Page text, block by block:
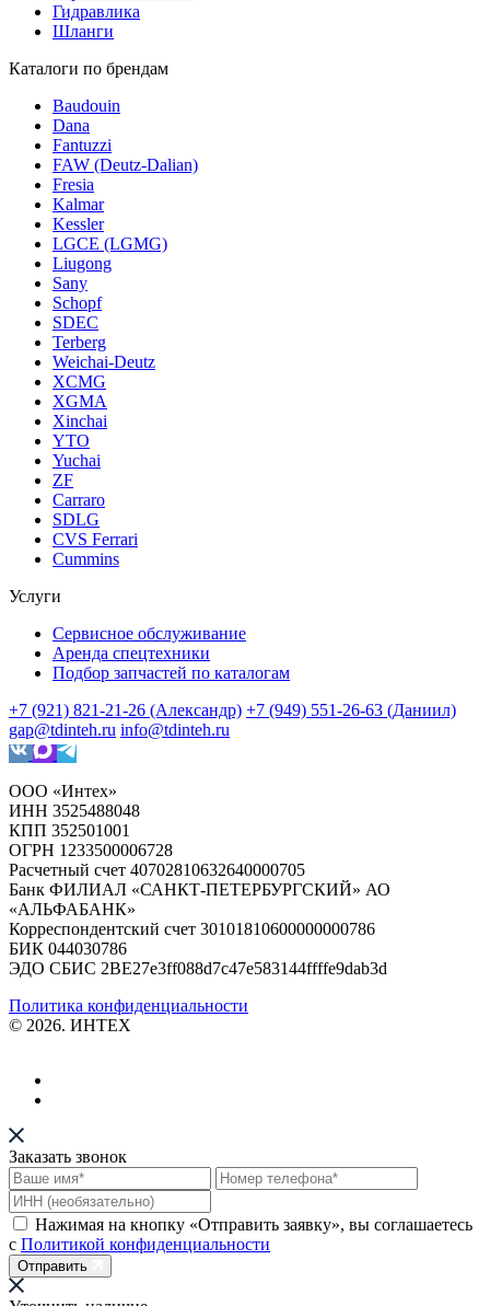
Гидравлика
Шланги
Каталоги по брендам
Baudouin
Dana
Fantuzzi
FAW (Deutz-Dalian)
Fresia
Kalmar
Kessler
LGCE (LGMG)
Liugong
Sany
Schopf
SDEC
Terberg
Weichai-Deutz
XCMG
XGMA
Xinchai
YTO
Yuchai
ZF
Carraro
SDLG
CVS Ferrari
Cummins
Услуги
Сервисное обслуживание
Аренда спецтехники
Подбор запчастей по каталогам
+7 (921) 821-21-26 (Александр) +7 (949) 551-26-63 (Даниил)
gap@tdinteh.ru info@tdinteh.ru
ООО «Интех»
ИНН 3525488048
КПП 352501001
ОГРН 1233500006728
Расчетный счет 40702810632640000705
Банк ФИЛИАЛ «САНКТ-ПЕТЕРБУРГСКИЙ» АО
«АЛЬФАБАНК»
Корреспондентский счет 30101810600000000786
БИК 044030786
ЭДО СБИС 2BE27e3ff088d7c47e583144ffffe9dab3d
Политика конфиденциальности
© 2026. ИНТЕХ
Заказать звонок
Нажимая на кнопку «Отправить заявку», вы соглашаетесь
с Политикой конфиденциальности
Отправить